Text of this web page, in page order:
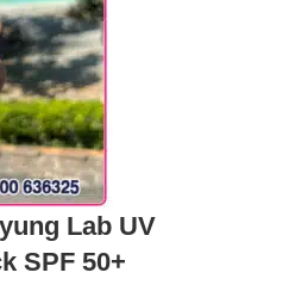
Lab UV
SPF 50+